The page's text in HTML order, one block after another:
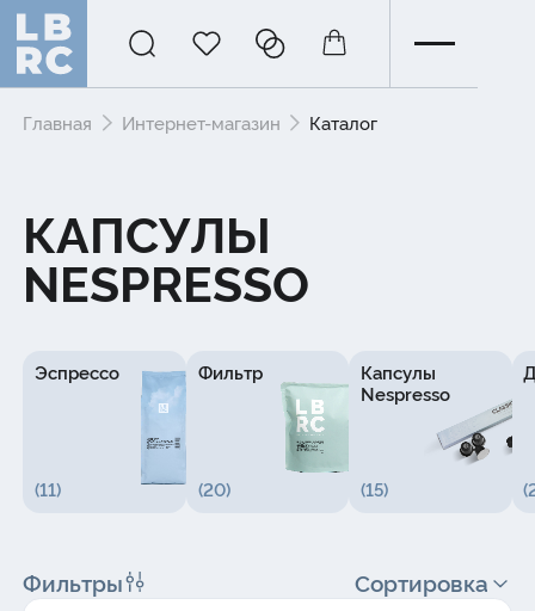
Главная Интернет-магазин Каталог
КАПСУЛЫ
NESPRESSO
Эспрессо
(11)
Фильтр
(20)
Капсулы
Nespresso
(15) (
Фильтры Сортировка